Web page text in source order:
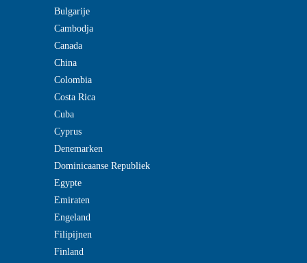
Bulgarije
Cambodja
Canada
China
Colombia
Costa Rica
Cuba
Cyprus
Denemarken
Dominicaanse Republiek
Egypte
Emiraten
Engeland
Filipijnen
Finland